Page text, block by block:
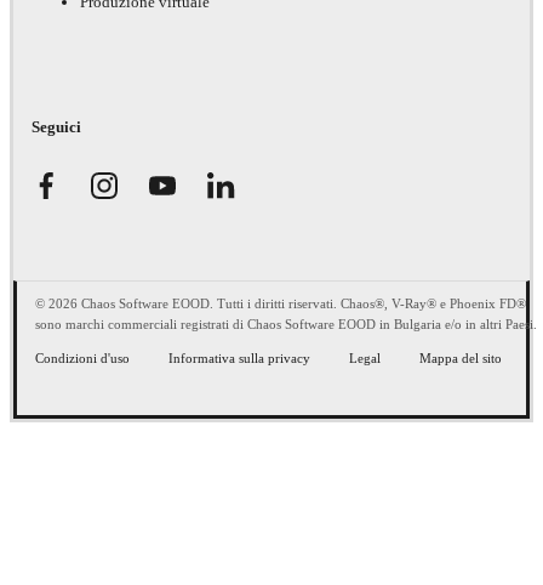
Seguici
© 2026 Chaos Software EOOD. Tutti i diritti riservati. Chaos®, V-Ray® e Phoenix FD®
sono marchi commerciali registrati di Chaos Software EOOD in Bulgaria e/o in altri Paesi.
Condizioni d'uso Informativa sulla privacy Legal Mappa del sito